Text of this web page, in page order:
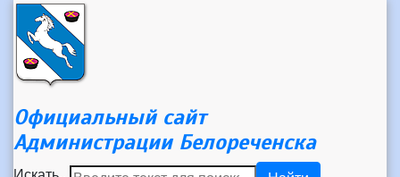
Официальный сайт
Администрации Белореченска